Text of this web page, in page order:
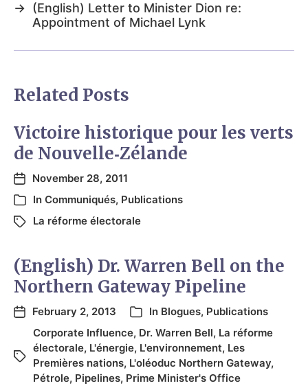
→ (English) Letter to Minister Dion re:
Appointment of Michael Lynk
Related Posts
Victoire historique pour les verts
de Nouvelle‑Zélande
November 28, 2011
In Communiqués, Publications
La réforme électorale
(English) Dr. Warren Bell on the
Northern Gateway Pipeline
February 2, 2013 In Blogues, Publications
Corporate Influence, Dr. Warren Bell, La réforme
électorale, L'énergie, L'environnement, Les
Premières nations, L'oléoduc Northern Gateway,
Pétrole, Pipelines, Prime Minister's Office